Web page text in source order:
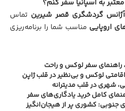
آژانس گردشگری قصر شیرین تماس
اروپایی مناسب شما را برنامه‌ریزی
راهنمای سفر لوکس و راحت
لوکس و بی‌نظیر در قلب ژاپن
شهری در قلب مدیترانه
کامل خرید یادگاری‌های سفر
جنوبی: کشوری پر از هیجان‌انگیز